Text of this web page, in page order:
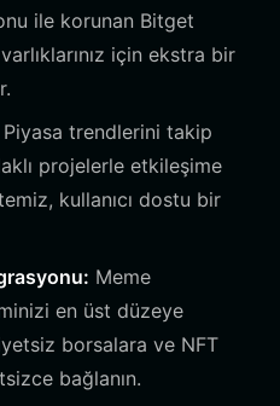
ile korunan Bitget
için ekstra bir
Piyasa trendlerini takip
projelerle etkileşime
kullanıcı dostu bir
Meme
en üst düzeye
borsalara ve NFT
bağlanın.